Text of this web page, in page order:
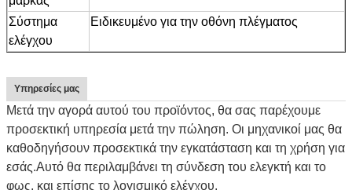
Σύστημα
ελέγχου
Ειδικευμένο για την οθόνη πλέγματος
Υπηρεσίες μας
Μετά την αγορά αυτού του προϊόντος, θα σας παρέχουμε
προσεκτική υπηρεσία μετά την πώληση. Οι μηχανικοί μας θα
καθοδηγήσουν προσεκτικά την εγκατάσταση και τη χρήση για
εσάς.Αυτό θα περιλαμβάνει τη σύνδεση του ελεγκτή και το
φως, και επίσης το λογισμικό ελέγχου.